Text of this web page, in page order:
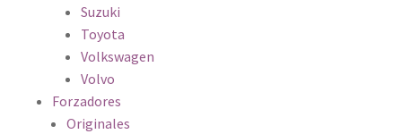
Suzuki
Toyota
Volkswagen
Volvo
Forzadores
Originales